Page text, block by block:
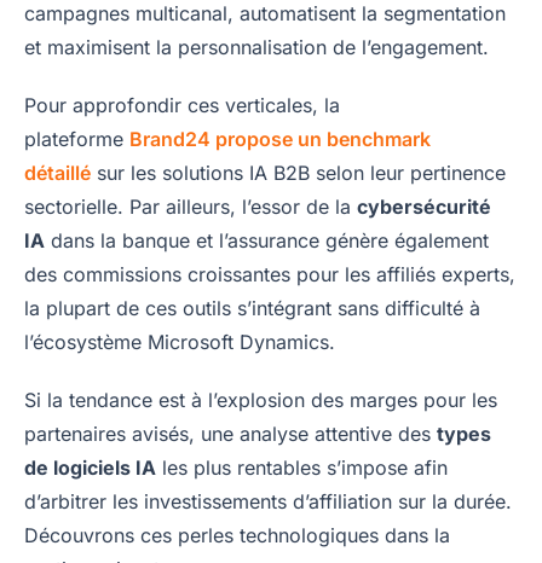
campagnes multicanal, automatisent la segmentation
et maximisent la personnalisation de l’engagement.
Pour approfondir ces verticales, la
plateforme Brand24 propose un benchmark
détaillé sur les solutions IA B2B selon leur pertinence
sectorielle. Par ailleurs, l’essor de la cybersécurité
IA dans la banque et l’assurance génère également
des commissions croissantes pour les affiliés experts,
la plupart de ces outils s’intégrant sans difficulté à
l’écosystème Microsoft Dynamics.
Si la tendance est à l’explosion des marges pour les
partenaires avisés, une analyse attentive des types
de logiciels IA les plus rentables s’impose afin
d’arbitrer les investissements d’affiliation sur la durée.
Découvrons ces perles technologiques dans la